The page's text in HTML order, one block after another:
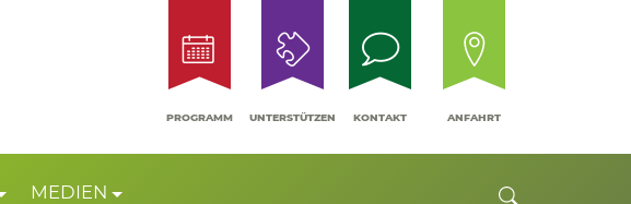
PROGRAMM UNTERSTÜTZEN KONTAKT ANFAHRT
MEDIEN